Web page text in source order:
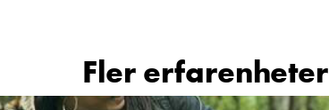
Fler erfarenheter